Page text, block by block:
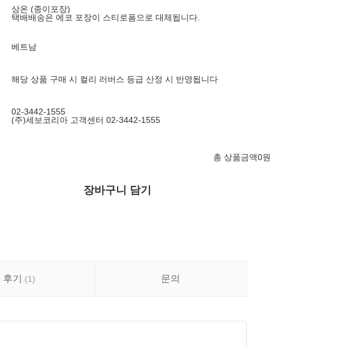
상온 (종이포장)
택배배송은 에코 포장이 스티로폼으로 대체됩니다.
베트남
해당 상품 구매 시 컬리 러버스 등급 산정 시 반영됩니다
02-3442-1555
(주)세보코리아 고객센터 02-3442-1555
총 상품금액0원
장바구니 담기
후기 (1) 문의